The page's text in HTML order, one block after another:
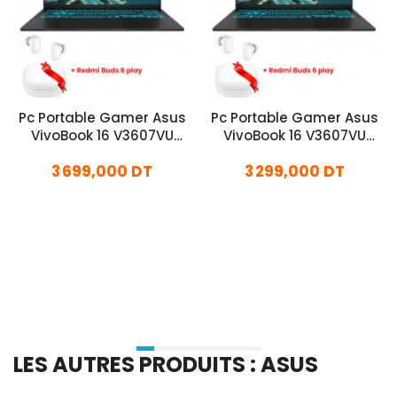
Pc Portable Gamer Asus
VivoBook 16 V3607VU
SSD RTX 4050 Windows 11
3 699,000 DT
Pc Portable Gamer Asus
VivoBook 16 V3607VU
SSD RTX 4050 Windows 11
3 299,000 DT
LES AUTRES PRODUITS : ASUS